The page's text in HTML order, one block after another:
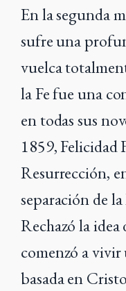
En la segunda
sufre una
vuelca
la Fe fue una
en todas sus
1859, Felicidad
Resurrección,
separación de
Rechazó la
comenzó a
basada en